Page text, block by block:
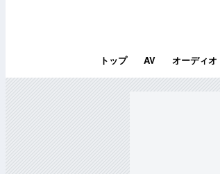
トップ AV オーディオ